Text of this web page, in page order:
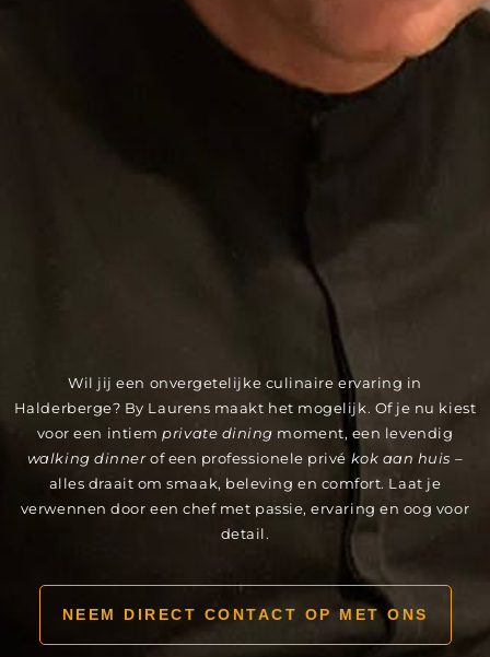
Wil jij een onvergetelijke culinaire ervaring in
Halderberge? By Laurens maakt het mogelijk. Of je nu kiest
voor een intiemprivate dining moment, een levendig
walking dinnerof een professionele privé kok aan huis –
alles draait om smaak, beleving en comfort. Laat je
verwennen door een chef met passie, ervaring en oog voor
detail.
NEEM DIRECT CONTACT OP MET ONS